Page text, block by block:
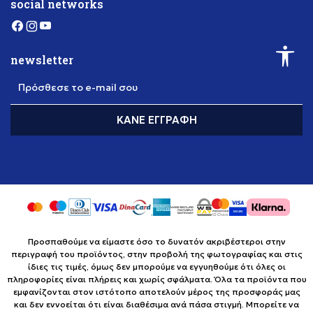
social networks
newsletter
Πρόσθεσε το e-mail σου
ΚΆΝΕ ΕΓΓΡΑΦΉ
Προσπαθούμε να είμαστε όσο το δυνατόν ακριβέστεροι στην
περιγραφή του προϊόντος, στην προβολή της φωτογραφίας και στις
ίδιες τις τιμές, όμως δεν μπορούμε να εγγυηθούμε ότι όλες οι
πληροφορίες είναι πλήρεις και χωρίς σφάλματα. Όλα τα προϊόντα που
εμφανίζονται στον ιστότοπο αποτελούν μέρος της προσφοράς μας
και δεν εννοείται ότι είναι διαθέσιμα ανά πάσα στιγμή. Μπορείτε να